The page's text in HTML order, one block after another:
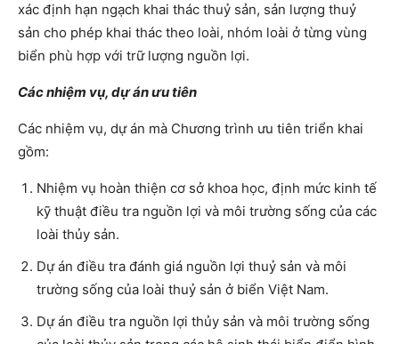
xác định hạn ngạch khai thác thuỷ sản, sản lượng thuỷ
sản cho phép khai thác theo loài, nhóm loài ở từng vùng
biển phù hợp với trữ lượng nguồn lợi.
Các nhiệm vụ, dự án ưu tiên
Các nhiệm vụ, dự án mà Chương trình ưu tiên triển khai
gồm:
Nhiệm vụ hoàn thiện cơ sở khoa học, định mức kinh tế
kỹ thuật điều tra nguồn lợi và môi trường sống của các
loài thủy sản.
Dự án điều tra đánh giá nguồn lợi thuỷ sản và môi
trường sống của loài thuỷ sản ở biển Việt Nam.
Dự án điều tra nguồn lợi thủy sản và môi trường sống